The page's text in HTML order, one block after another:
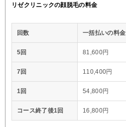
リゼクリニックの顔脱毛の料金
回数 一括払いの料金
5回 81,600円
7回 110,400円
1回 54,800円
コース終了後1回 16,800円